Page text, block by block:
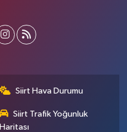
Siirt Hava Durumu
Siirt Trafik Yoğunluk
Haritası